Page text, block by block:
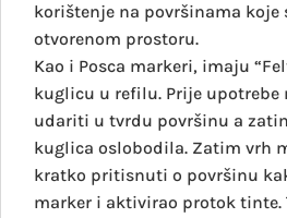
korištenje na površinama koje
otvorenom prostoru.
Kao i Posca markeri, imaju
kuglicu u refilu. Prije upotrebe
udariti u tvrdu površinu a
kuglica oslobodila. Zatim vrh
kratko pritisnuti o površinu
marker i aktivirao protok tinte.